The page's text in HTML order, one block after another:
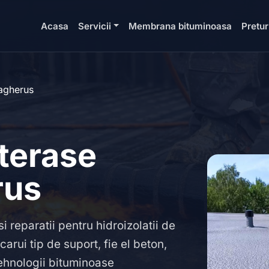
Acasa Servicii Membrana bituminoasa
reparatii pentru hidroizolatii de
tip de suport, fie el beton,
bituminoase